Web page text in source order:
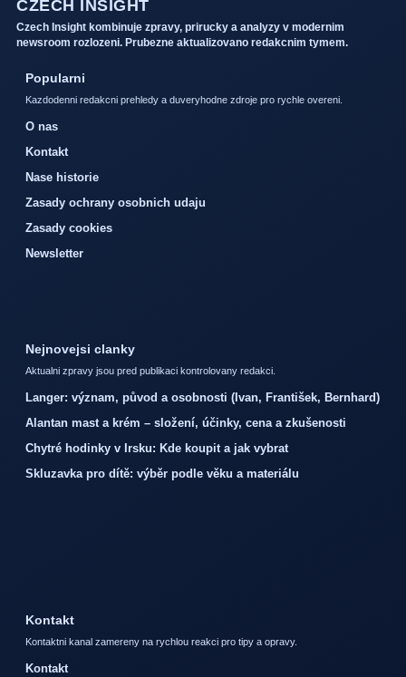
CZECH INSIGHT
Czech Insight kombinuje zpravy, prirucky a analyzy v modernim
newsroom rozlozeni. Prubezne aktualizovano redakcnim tymem.
Popularni
Kazdodenni redakcni prehledy a duveryhodne zdroje pro rychle overeni.
O nas
Kontakt
Nase historie
Zasady ochrany osobnich udaju
Zasady cookies
Newsletter
Nejnovejsi clanky
Aktualni zpravy jsou pred publikaci kontrolovany redakci.
Langer: význam, původ a osobnosti (Ivan, František, Bernhard)
Alantan mast a krém – složení, účinky, cena a zkušenosti
Chytré hodinky v Irsku: Kde koupit a jak vybrat
Skluzavka pro dítě: výběr podle věku a materiálu
Kontakt
Kontaktni kanal zamereny na rychlou reakci pro tipy a opravy.
Kontakt